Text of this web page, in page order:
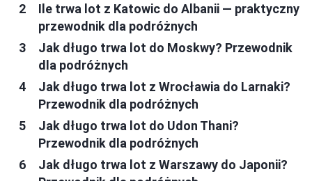
Ile trwa lot z Katowic do Albanii — praktyczny
przewodnik dla podróżnych
Jak długo trwa lot do Moskwy? Przewodnik
dla podróżnych
Jak długo trwa lot z Wrocławia do Larnaki?
Przewodnik dla podróżnych
Jak długo trwa lot do Udon Thani?
Przewodnik dla podróżnych
Jak długo trwa lot z Warszawy do Japonii?